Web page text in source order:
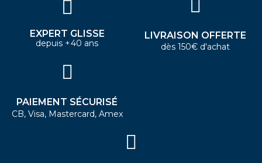
EXPERT GLISSE
depuis +40 ans
LIVRAISON OFFERTE
dès 150€ d'achat
PAIEMENT SÉCURISÉ
CB, Visa, Mastercard, Amex